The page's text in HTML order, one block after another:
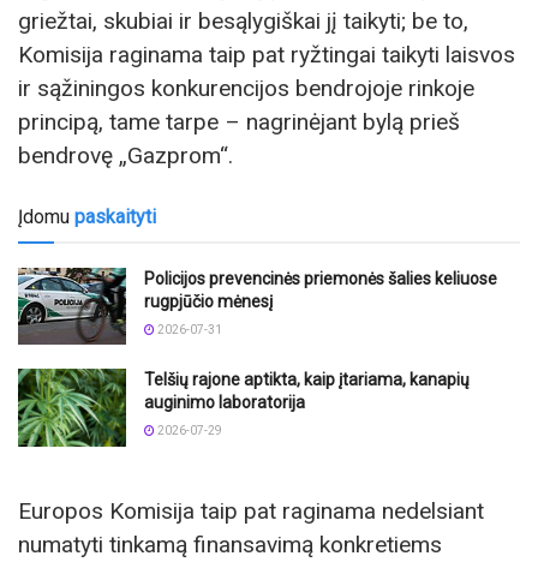
griežtai, skubiai ir besąlygiškai jį taikyti; be to,
Komisija raginama taip pat ryžtingai taikyti laisvos
ir sąžiningos konkurencijos bendrojoje rinkoje
principą, tame tarpe – nagrinėjant bylą prieš
bendrovę „Gazprom“.
Įdomu paskaityti
Policijos prevencinės priemonės šalies keliuose
rugpjūčio mėnesį
2026-07-31
Telšių rajone aptikta, kaip įtariama, kanapių
auginimo laboratorija
2026-07-29
Europos Komisija taip pat raginama nedelsiant
numatyti tinkamą finansavimą konkretiems